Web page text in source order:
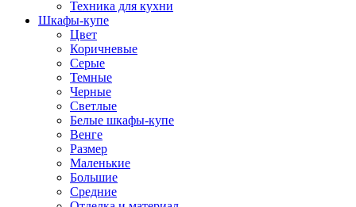
Техника для кухни
Шкафы-купе
Цвет
Коричневые
Серые
Темные
Черные
Светлые
Белые шкафы-купе
Венге
Размер
Маленькие
Большие
Средние